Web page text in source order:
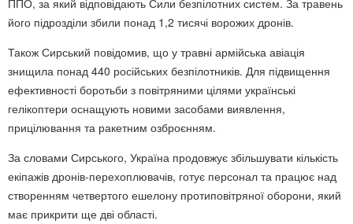
його підрозділи збили понад 1,2 тисячі ворожих дронів.
Також Сирський повідомив, що у травні армійська авіація
знищила понад 440 російських безпілотників. Для підвищення
ефективності боротьби з повітряними цілями українські
гелікоптери оснащують новими засобами виявлення,
прицілювання та ракетним озброєнням.
За словами Сирського, Україна продовжує збільшувати кількість
екіпажів дронів-перехоплювачів, готує персонал та працює над
створенням четвертого ешелону протиповітряної оборони, який
має прикрити ще дві області.